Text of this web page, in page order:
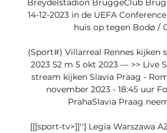
Breydelstadion BruggeClub
14-12-2023 in de UEFA
huis op tegen Bodø /
(Sport#) Villarreal Rennes kijken
2023 52 m 5 okt 2023 — >> Live
stream kijken Slavia Praag -
november 2023 - 18:45 uur
PrahaSlavia Praag
[[[sport-tv>]]''] Legia Warszawa